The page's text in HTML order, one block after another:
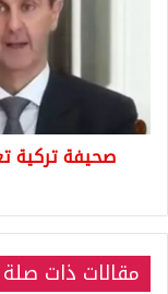
الأسد
ومخلوف
وتطرح
صحيفة تركية
مقالات ذات صلة